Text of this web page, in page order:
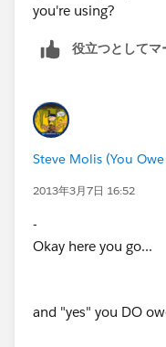
you're using?
役立つとしてマ
Steve Molis (You
2013年3月7日 16:52
-
Okay here you go...
and "yes" you DO